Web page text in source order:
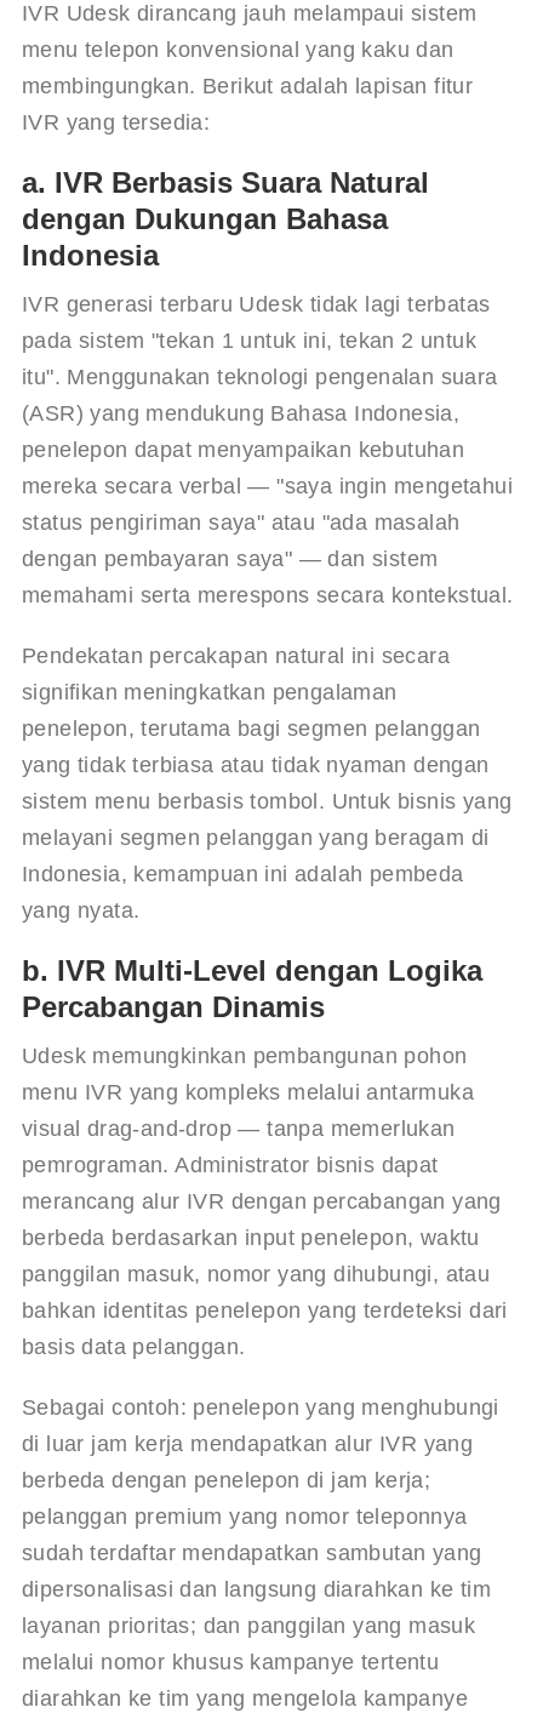
IVR Udesk dirancang jauh melampaui sistem
menu telepon konvensional yang kaku dan
membingungkan. Berikut adalah lapisan fitur
IVR yang tersedia:
a. IVR Berbasis Suara Natural
dengan Dukungan Bahasa
Indonesia
IVR generasi terbaru Udesk tidak lagi terbatas
pada sistem "tekan 1 untuk ini, tekan 2 untuk
itu". Menggunakan teknologi pengenalan suara
(ASR) yang mendukung Bahasa Indonesia,
penelepon dapat menyampaikan kebutuhan
mereka secara verbal — "saya ingin mengetahui
status pengiriman saya" atau "ada masalah
dengan pembayaran saya" — dan sistem
memahami serta merespons secara kontekstual.
Pendekatan percakapan natural ini secara
signifikan meningkatkan pengalaman
penelepon, terutama bagi segmen pelanggan
yang tidak terbiasa atau tidak nyaman dengan
sistem menu berbasis tombol. Untuk bisnis yang
melayani segmen pelanggan yang beragam di
Indonesia, kemampuan ini adalah pembeda
yang nyata.
b. IVR Multi-Level dengan Logika
Percabangan Dinamis
Udesk memungkinkan pembangunan pohon
menu IVR yang kompleks melalui antarmuka
visual drag-and-drop — tanpa memerlukan
pemrograman. Administrator bisnis dapat
merancang alur IVR dengan percabangan yang
berbeda berdasarkan input penelepon, waktu
panggilan masuk, nomor yang dihubungi, atau
bahkan identitas penelepon yang terdeteksi dari
basis data pelanggan.
Sebagai contoh: penelepon yang menghubungi
di luar jam kerja mendapatkan alur IVR yang
berbeda dengan penelepon di jam kerja;
pelanggan premium yang nomor teleponnya
sudah terdaftar mendapatkan sambutan yang
dipersonalisasi dan langsung diarahkan ke tim
layanan prioritas; dan panggilan yang masuk
melalui nomor khusus kampanye tertentu
diarahkan ke tim yang mengelola kampanye